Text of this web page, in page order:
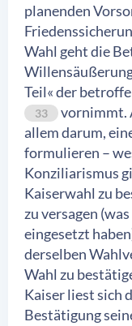
planenden
Wahl geht die
Teil« der
33
vornimmt.
allem darum,
formulieren –
Konziliarismus
Kaiserwahl zu
zu versagen
eingesetzt
derselben
Wahl zu
Kaiser liest sich
Bestätigung